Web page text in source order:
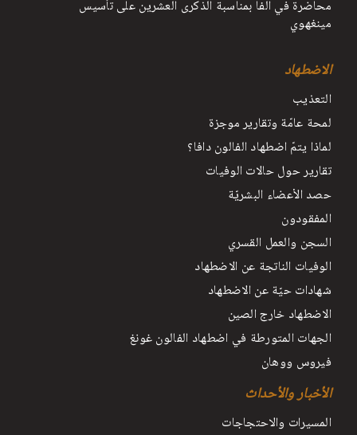
محاضرة في الفا بمناسبة الذكرى العشرين على تأسيس
مينغهوي
الاضطهاد
التعذيب
لمحة عامّة وتقارير موجزة
لماذا يتمّ اضطهاد الفالون دافا؟
تقارير حول حالات الوفيات
حصد الأعضاء البشريّة
المفقودون
السجن والعمل القسري
الوفيات الناتجة عن الاضطهاد
شهادات حيّة عن الاضطهاد
الاضطهاد خارج الصين
الجهات المتورطة في اضطهاد الفالون غونغ
فيروس ووهان
الأخبار والأحداث
المسيرات والاحتجاجات